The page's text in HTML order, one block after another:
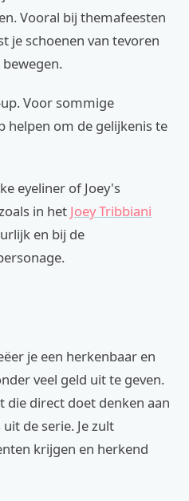
Vooral bij themafeesten
je schoenen van tevoren
Voor sommige
helpen om de gelijkenis te
eyeliner of Joey's
in het Joey Tribbiani
en bij de
je een herkenbaar en
veel geld uit te geven.
die direct doet denken aan
de serie. Je zult
krijgen en herkend